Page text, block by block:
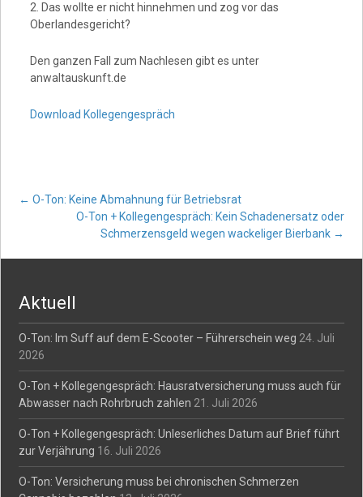
2. Das wollte er nicht hinnehmen und zog vor das
Oberlandesgericht?
Den ganzen Fall zum Nachlesen gibt es unter
anwaltauskunft.de
Download Kollegengespräch
Post
navigation
← O-Ton: Keine Abmahnung für Betriebsrat
O-Ton + Kollegengespräch: Kein Schadenersatz oder
Schmerzensgeld wegen wackeliger Bierbank →
Aktuell
O-Ton: Im Suff auf dem E-Scooter – Führerschein weg 24. Juli
2026
O-Ton + Kollegengespräch: Hausratversicherung muss auch für
Abwasser nach Rohrbruch zahlen 21. Juli 2026
O-Ton + Kollegengespräch: Unleserliches Datum auf Brief führt
zur Verjährung 16. Juli 2026
O-Ton: Versicherung muss bei chronischen Schmerzen